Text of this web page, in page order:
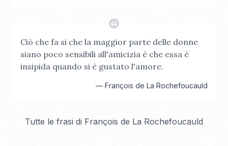
Ciò che fa si che la maggior parte delle donne
siano poco sensibili all'amicizia è che essa è
insipida quando si è gustato l'amore.
— François de La Rochefoucauld
Tutte le frasi di François de La Rochefoucauld